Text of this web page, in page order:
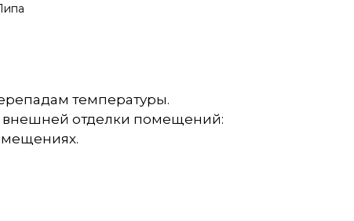
температуры.
внешней отделки помещений: